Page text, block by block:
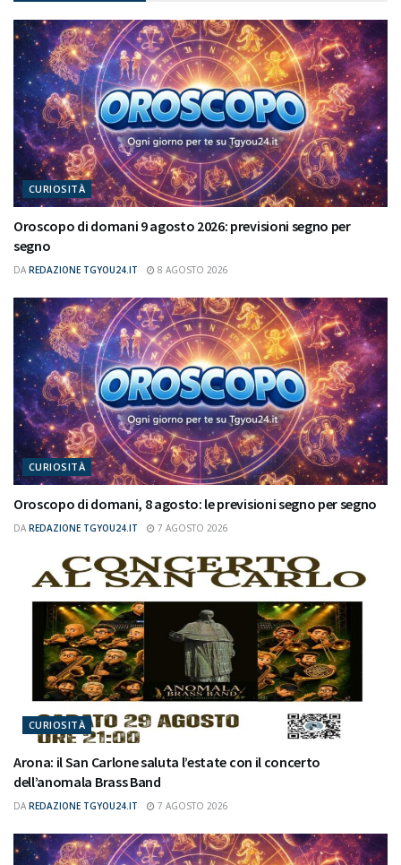
CURIOSITÀ
Oroscopo di domani 9 agosto 2026: previsioni segno per
segno
DA REDAZIONE TGYOU24.IT 8 AGOSTO 2026
CURIOSITÀ
Oroscopo di domani, 8 agosto: le previsioni segno per segno
DA REDAZIONE TGYOU24.IT 7 AGOSTO 2026
CURIOSITÀ
Arona: il San Carlone saluta l’estate con il concerto
dell’anomala Brass Band
DA REDAZIONE TGYOU24.IT 7 AGOSTO 2026